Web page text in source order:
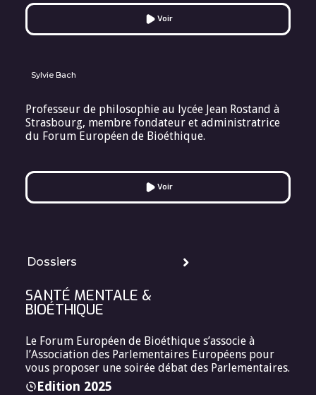
Voir
Sylvie Bach
Professeur de philosophie au lycée Jean Rostand à
Strasbourg, membre fondateur et administratrice
du Forum Européen de Bioéthique.
Voir
Dossiers
SANTÉ MENTALE &
BIOÉTHIQUE
Le Forum Européen de Bioéthique s’associe à
l’Association des Parlementaires Européens pour
vous proposer une soirée débat des Parlementaires.
Edition 2025